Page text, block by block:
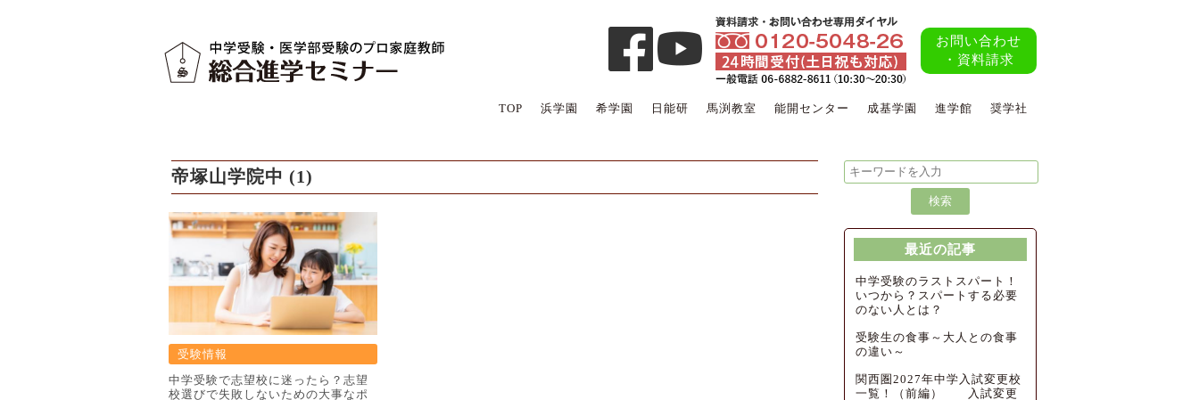
お問い合わせ
・資料請求
TOP 浜学園 希学園 日能研 馬渕教室 能開センター 成基学園 進学館 奨学社
帝塚山学院中 (1)
受験情報
中学受験で志望校に迷ったら？志望
校選びで失敗しないための大事なポ
最近の記事
中学受験のラストスパート！
いつから？スパートする必要
のない人とは？
受験生の食事～大人との食事
の違い～
関西圏2027年中学入試変更校
一覧！（前編） 入試変更